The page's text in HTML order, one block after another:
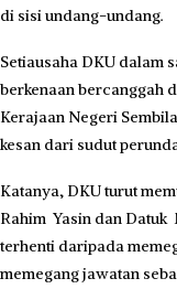
di sisi undang-undang.
Setiausaha DKU dalam
berkenaan bercanggah
Kerajaan Negeri
kesan dari sudut
Katanya, DKU turut
Rahim Yasin dan
terhenti daripada
memegang jawatan